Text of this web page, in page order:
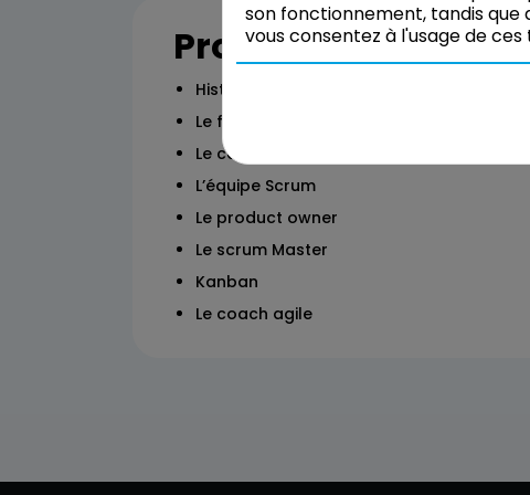
Programme
Histoire des méthodes de gestion de
Le framework Scrum
Le cadre méthodologique
L’équipe Scrum
Le product owner
Le scrum Master
Kanban
Le coach agile
son fonctionnement, tandis
vous consentez à l'usage de